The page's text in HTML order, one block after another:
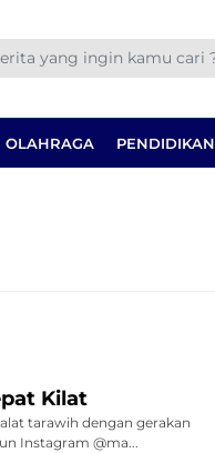
OLAHRAGA PENDIDIKAN
Kilat
tarawih dengan gerakan
Instagram @ma...